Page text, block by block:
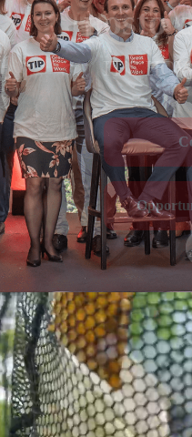
posto
IT'S
I nostri